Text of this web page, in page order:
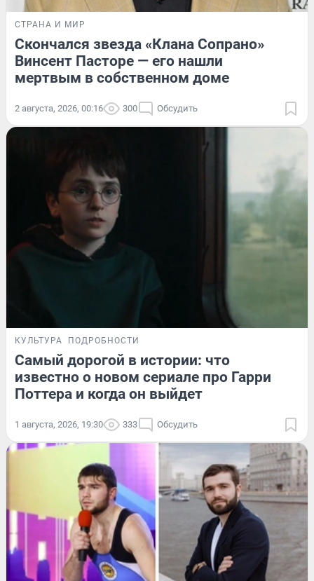
СТРАНА И МИР
Скончался звезда «Клана Сопрано»
Винсент Пасторе — его нашли
мертвым в собственном доме
2 августа, 2026, 00:16 300 Обсудить
КУЛЬТУРА ПОДРОБНОСТИ
Самый дорогой в истории: что
известно о новом сериале про Гарри
Поттера и когда он выйдет
1 августа, 2026, 19:30 333 Обсудить